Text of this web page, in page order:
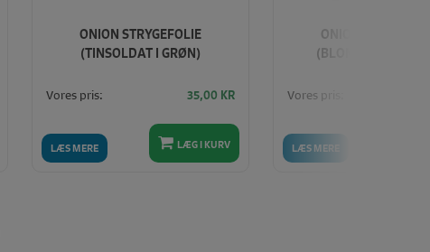
ONION STRYGEFOLIE
(TINSOLDAT I GRØN)
LÆS MERE
Vores pris: 35,00 KR
LÆG I KURV
ONION
(BLOMSTER I
LÆS MERE
Vores pris: